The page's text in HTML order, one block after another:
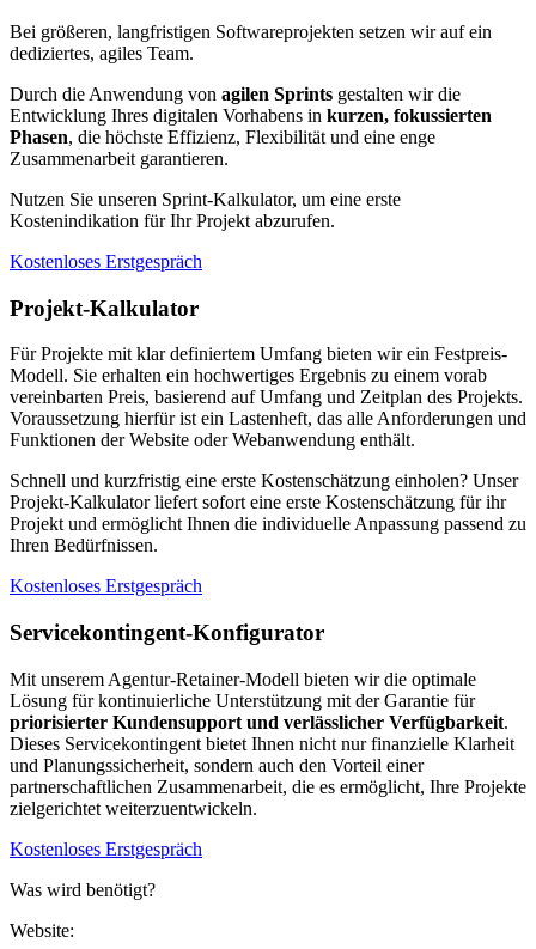
Bei größeren, langfristigen Softwareprojekten setzen wir auf ein
dediziertes, agiles Team.
Durch die Anwendung von agilen Sprints gestalten wir die
Entwicklung Ihres digitalen Vorhabens in kurzen, fokussierten
Phasen, die höchste Effizienz, Flexibilität und eine enge
Zusammenarbeit garantieren.
Nutzen Sie unseren Sprint-Kalkulator, um eine erste
Kostenindikation für Ihr Projekt abzurufen.
Kostenloses Erstgespräch
Projekt-Kalkulator
Für Projekte mit klar definiertem Umfang bieten wir ein Festpreis-
Modell. Sie erhalten ein hochwertiges Ergebnis zu einem vorab
vereinbarten Preis, basierend auf Umfang und Zeitplan des Projekts.
Voraussetzung hierfür ist ein Lastenheft, das alle Anforderungen und
Funktionen der Website oder Webanwendung enthält.
Schnell und kurzfristig eine erste Kostenschätzung einholen? Unser
Projekt-Kalkulator liefert sofort eine erste Kostenschätzung für ihr
Projekt und ermöglicht Ihnen die individuelle Anpassung passend zu
Ihren Bedürfnissen.
Kostenloses Erstgespräch
Servicekontingent-Konfigurator
Mit unserem Agentur-Retainer-Modell bieten wir die optimale
Lösung für kontinuierliche Unterstützung mit der Garantie für
priorisierter Kundensupport und verlässlicher Verfügbarkeit.
Dieses Servicekontingent bietet Ihnen nicht nur finanzielle Klarheit
und Planungssicherheit, sondern auch den Vorteil einer
partnerschaftlichen Zusammenarbeit, die es ermöglicht, Ihre Projekte
zielgerichtet weiterzuentwickeln.
Kostenloses Erstgespräch
Was wird benötigt?
Website: